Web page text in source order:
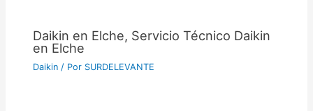
Daikin en Elche, Servicio Técnico Daikin
en Elche
Daikin / Por SURDELEVANTE